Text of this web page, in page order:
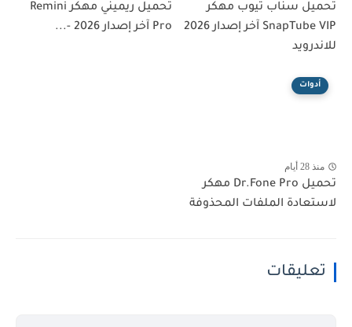
تحميل سناب تيوب مهكر
SnapTube VIP آخر إصدار 2026
للاندرويد
تحميل ريميني مهكر Remini
Pro آخر إصدار 2026 -...
أدوات
منذ 28 أيام
تحميل Dr.Fone Pro مهكر
لاستعادة الملفات المحذوفة
تعليقات